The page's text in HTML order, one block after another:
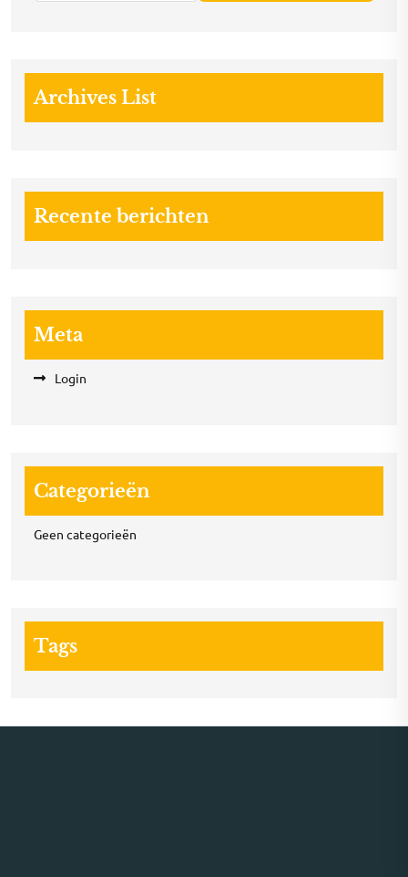
Archives List
Recente berichten
Meta
Login
Categorieën
Geen categorieën
Tags